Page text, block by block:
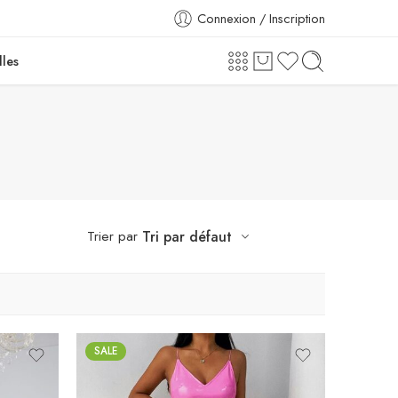
Connexion / Inscription
Trier par Tri par défaut
SALE